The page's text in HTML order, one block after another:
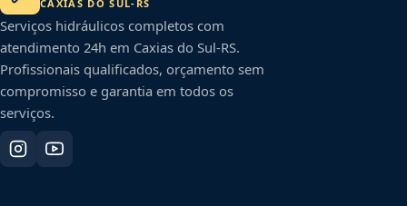
CAXIAS DO SUL- RS
Serviços hidráulicos completos com
atendimento 24h em Caxias do Sul-RS.
Profissionais qualificados, orçamento sem
compromisso e garantia em todos os
serviços.